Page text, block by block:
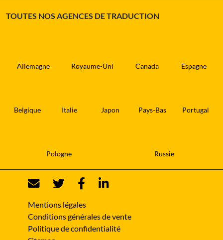
TOUTES NOS AGENCES DE TRADUCTION
Allemagne Royaume-Uni Canada Espagne
Belgique Italie Japon Pays-Bas Portugal
Pologne Russie
Mentions légales
Conditions générales de vente
Politique de confidentialité